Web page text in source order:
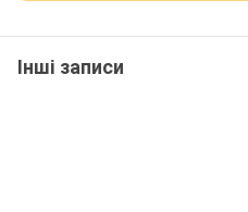
Інші записи